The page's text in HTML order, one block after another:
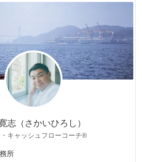
志（さかいひろし）
キャッシュフローコーチ®
務所